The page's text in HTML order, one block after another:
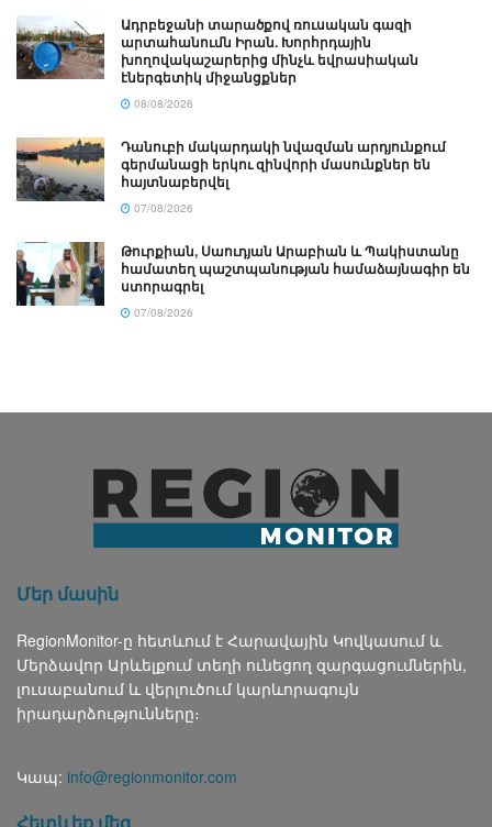
Ադրբեջանի տարածքով ռուսական գազի
արտահանումն Իրան. Խորհրդային
խողովակաշարերից մինչև եվրասիական
էներգետիկ միջանցքներ
08/08/2026
Դանուբի մակարդակի նվազման արդյունքում
գերմանացի երկու զինվորի մասունքներ են
հայտնաբերվել
07/08/2026
Թուրքիան, Սաուդյան Արաբիան և Պակիստանը
համատեղ պաշտպանության համաձայնագիր են
ստորագրել
07/08/2026
Մեր մասին
RegionMonitor-ը հետևում է Հարավային Կովկասում և
Մերձավոր Արևելքում տեղի ունեցող զարգացումներին,
լուսաբանում և վերլուծում կարևորագույն
իրադարձությունները։
Կապ: info@regionmonitor.com